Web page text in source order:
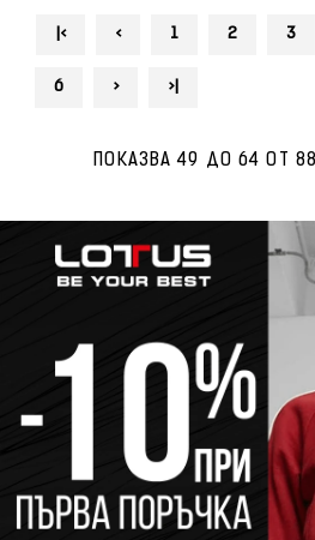
|< < 1 2 3
6 > >|
ПОКАЗВА 49 ДО 64 ОТ